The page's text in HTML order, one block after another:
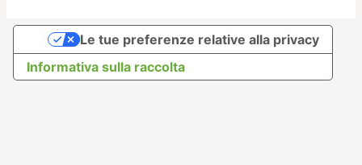
Informativa sulla raccolta
Le tue preferenze relative alla privacy